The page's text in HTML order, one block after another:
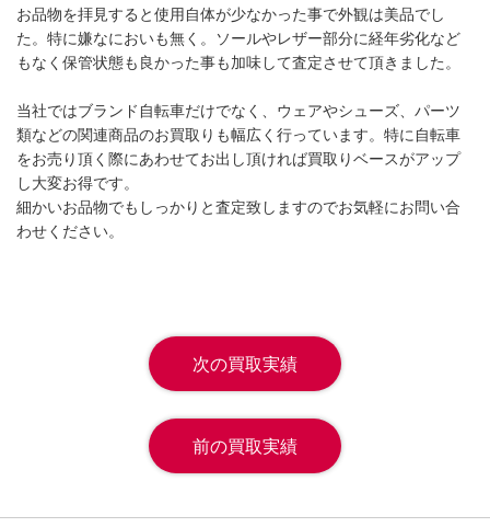
お品物を拝見すると使用自体が少なかった事で外観は美品でし
た。特に嫌なにおいも無く。ソールやレザー部分に経年劣化など
もなく保管状態も良かった事も加味して査定させて頂きました。
当社ではブランド自転車だけでなく、ウェアやシューズ、パーツ
類などの関連商品のお買取りも幅広く行っています。特に自転車
をお売り頂く際にあわせてお出し頂ければ買取りベースがアップ
し大変お得です。
細かいお品物でもしっかりと査定致しますのでお気軽にお問い合
わせください。
次の買取実績
前の買取実績